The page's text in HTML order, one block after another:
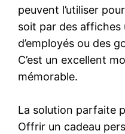
peuvent l’utiliser
soit par des affiches
d’employés ou des
C’est un excellent
mémorable.
La solution parfaite
Offrir un cadeau